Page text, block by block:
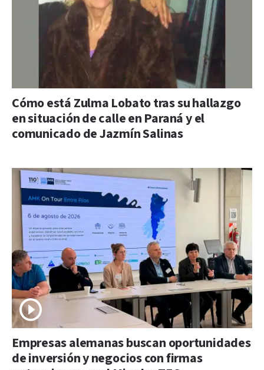
Cómo está Zulma Lobato tras su hallazgo
en situación de calle en Paraná y el
comunicado de Jazmín Salinas
Empresas alemanas buscan oportunidades
de inversión y negocios con firmas